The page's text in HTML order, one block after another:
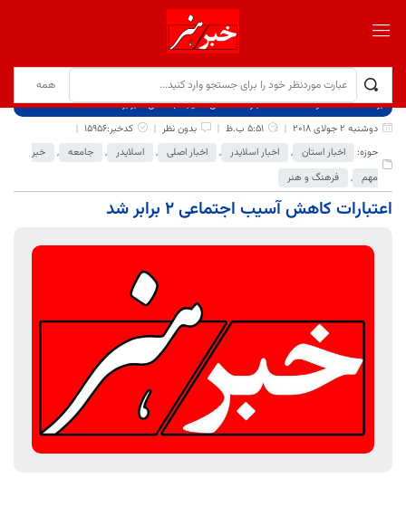
برگ نخست نوشته‌ها
اعتبارات کاهش آسیب اجتماعی 2 برابر شد
دوشنبه 2 جولای 2018
5:51 ب.ظ بدون نظر
کدخبر:15956
حوزه:
اخبار استان , اخبار اسلایدر , اخبار اصلی , اسلایدر , جامعه ,
خبر
مهم , فرهنگ و هنر
اعتبارات کاهش آسیب اجتماعی 2 برابر شد